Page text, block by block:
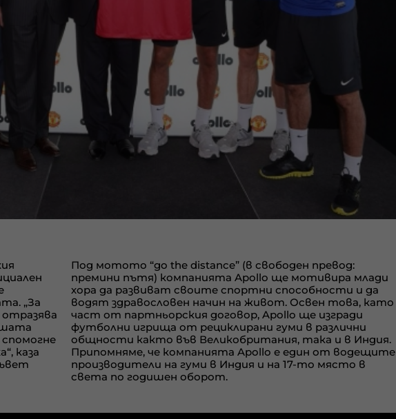
„За
каза
Под мотото “go the distance” (в свободен превод:
премини пътя) компанията Apollo ще мотивира млади
хора да развиват своите спортни способности и да
водят здравословен начин на живот. Освен това, като
част от партньорския договор, Apollo ще изгради
футболни игрища от рециклирани гуми в различни
общности както във Великобритания, така и в Индия.
Припомняме, че компанията Apollo е един от водещите
производители на гуми в Индия и на 17-то място в
света по годишен оборот.